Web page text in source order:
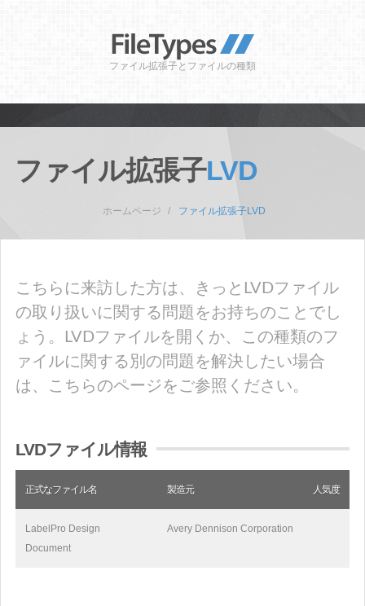
ファイル拡張子とファイルの種類
ファイル拡張子LVD
ホームページ ファイル拡張子LVD
こちらに来訪した方は、きっとLVDファイル
の取り扱いに関する問題をお持ちのことでし
ょう。LVDファイルを開くか、この種類のフ
ァイルに関する別の問題を解決したい場合
は、こちらのページをご参照ください。
LVDファイル情報
正式なファイル名 製造元 人気度
LabelPro Design
Document
Avery Dennison Corporation